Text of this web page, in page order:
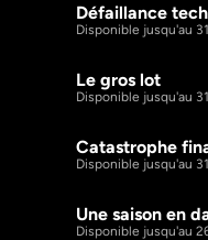
S3 E2
Défaillance
Disponible jusqu'au
S4 E2
Le gros lot
Disponible jusqu'au
S5 E2
Catastrophe
Disponible jusqu'au
S6 E2
Une saison en
Disponible jusqu'au